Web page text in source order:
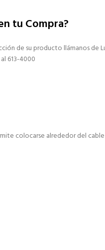
tu Compra?
de su producto llámanos de
613-4000
colocarse alrededor del cable